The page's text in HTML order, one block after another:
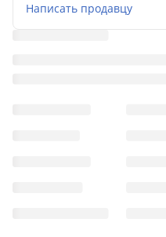
Написать продавцу